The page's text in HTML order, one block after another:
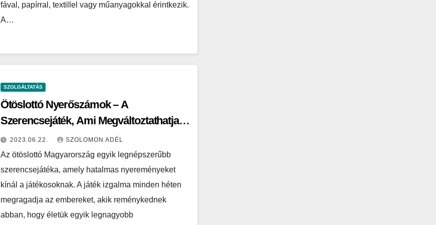
fával, papírral, textillel vagy műanyagokkal érintkezik.
A…
SZOLGÁLTATÁS
Ötöslottó Nyerőszámok – A
Szerencsejáték, Ami Megváltoztathatja
Az Életedet
2023.06.22. SZOLOMON ADÉL
Az ötöslottó Magyarország egyik legnépszerűbb
szerencsejátéka, amely hatalmas nyereményeket
kínál a játékosoknak. A játék izgalma minden héten
megragadja az embereket, akik reménykednek
abban, hogy életük egyik legnagyobb